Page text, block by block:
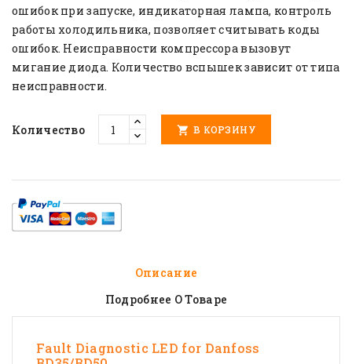
ошибок при запуске, индикаторная лампа, контроль
работы холодильника, позволяет считывать коды
ошибок. Неисправности компрессора вызовут
мигание диода. Количество вспышек зависит от типа
неисправности.
Количество  В КОРЗИНУ
Описание
Подробнее О Товаре
Fault Diagnostic LED for Danfoss